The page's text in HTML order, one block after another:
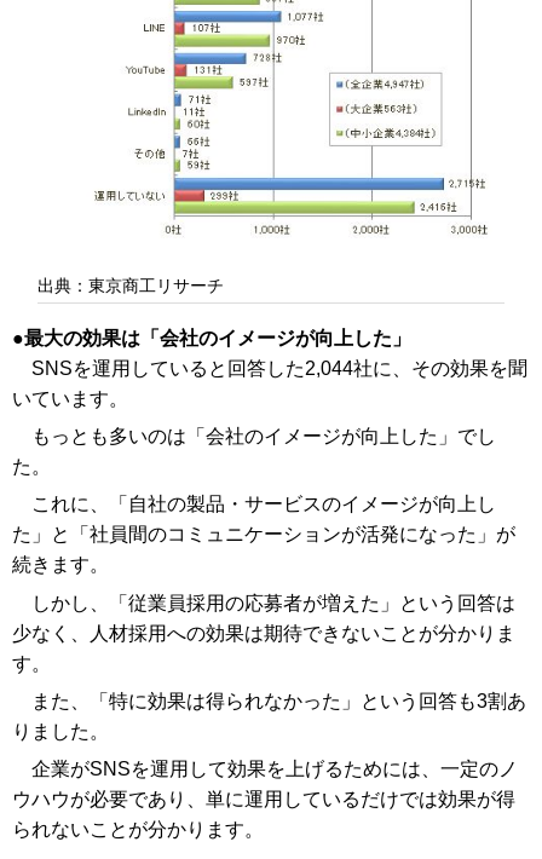
出典：東京商工リサーチ
最大の効果は「会社のイメージが向上した」
SNSを運用していると回答した2,044社に、その効果を聞
いています。
もっとも多いのは「会社のイメージが向上した」でし
た。
これに、「自社の製品・サービスのイメージが向上し
た」と「社員間のコミュニケーションが活発になった」が
続きます。
しかし、「従業員採用の応募者が増えた」という回答は
少なく、人材採用への効果は期待できないことが分かりま
す。
また、「特に効果は得られなかった」という回答も3割あ
りました。
企業がSNSを運用して効果を上げるためには、一定のノ
ウハウが必要であり、単に運用しているだけでは効果が得
られないことが分かります。